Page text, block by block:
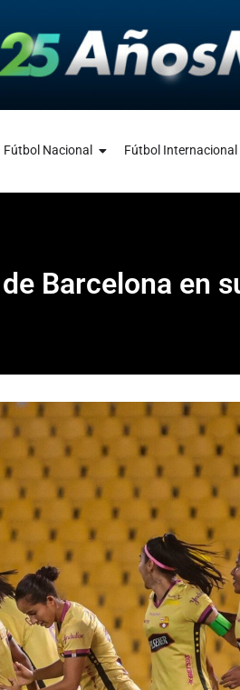
Fútbol Nacional Fútbol Internacional
Barcelona en